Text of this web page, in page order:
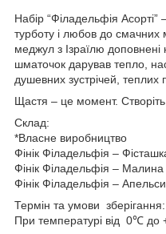
Набір “Філадельфія
турботу і любов до смачних
меджул з Ізраїлю
шматочок дарував тепло,
душевних зустрічей, теплих
Щастя – це момент.
Склад:
*Власне виробництво
Фінік Філадельфія –
Фінік Філадельфія –
Фінік Філадельфія –
Термін та умови
При температурі від 0℃ до